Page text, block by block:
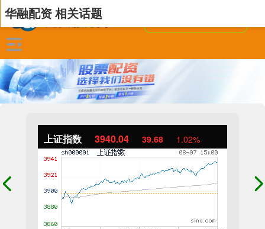
上证指数 3940.04 39.68 1.02%
华融配资 相关话题